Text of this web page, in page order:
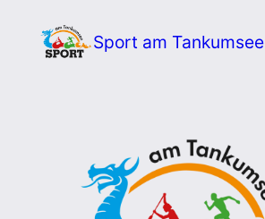
Inhalt
Sport am Tankumsee